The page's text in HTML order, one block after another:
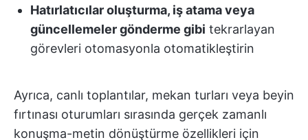
Hatırlatıcılar oluşturma, iş atama veya
güncellemeler gönderme gibi tekrarlayan
görevleri otomasyonla otomatikleştirin
Ayrıca, canlı toplantılar, mekan turları veya beyin
fırtınası oturumları sırasında gerçek zamanlı
konuşma-metin dönüştürme özellikleri için